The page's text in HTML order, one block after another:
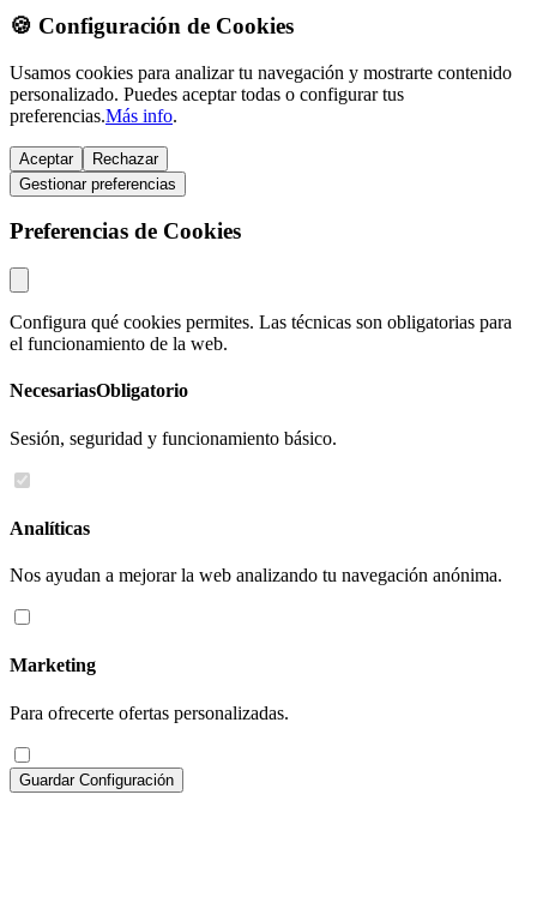
🍪 Configuración de Cookies
Usamos cookies para analizar tu navegación y mostrarte contenido
personalizado. Puedes aceptar todas o configurar tus
preferencias.Más info.
Aceptar
Rechazar
Gestionar preferencias
Preferencias de Cookies
Configura qué cookies permites. Las técnicas son obligatorias para
el funcionamiento de la web.
NecesariasObligatorio
Sesión, seguridad y funcionamiento básico.
Analíticas
Nos ayudan a mejorar la web analizando tu navegación anónima.
Marketing
Para ofrecerte ofertas personalizadas.
Guardar Configuración